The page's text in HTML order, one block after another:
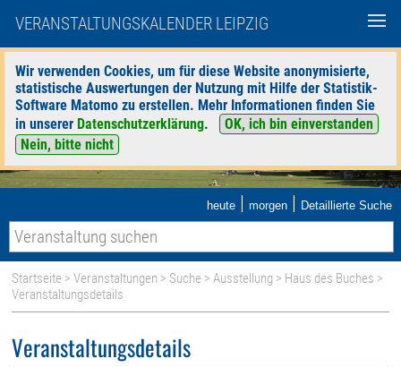
VERANSTALTUNGSKALENDER LEIPZIG
Wir verwenden Cookies, um für diese Website anonymisierte,
statistische Auswertungen der Nutzung mit Hilfe der Statistik-
Software Matomo zu erstellen. Mehr Informationen finden Sie
in unserer Datenschutzerklärung.
OK, ich bin einverstanden
Nein, bitte nicht
heute | morgen | Detaillierte Suche
Startseite >Veranstaltungen > Suche >Ausstellung > Haus des Buches >
Veranstaltungsdetails
Veranstaltungsdetails